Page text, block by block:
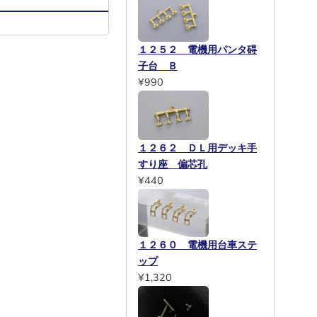
１２５２ 電機用パンタ碍
子台 Ｂ
¥990
１２６２ ＤＬ用デッキ手
すり座 偏芯孔
¥440
１２６０ 電機用台車ステ
ップ
¥1,320